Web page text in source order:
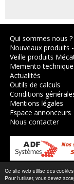
Ce site web utilise des
Pour l'utiliser, vous devez
Qui sommes nous ?
Nouveaux produits -
Veille produits
Memento technique
Actualités
Outils de calculs
Conditions
Mentions légales
Espace annonceurs
Nous contacter
© 2003-2026,Axes